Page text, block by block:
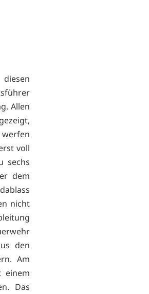
Allen
voll
sechs
dem
nicht
den
Am
einem
Das